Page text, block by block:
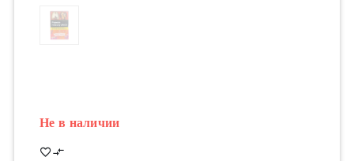
Не в наличии